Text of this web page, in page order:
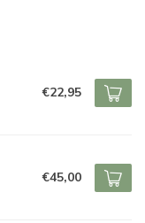
€22,95
€45,00